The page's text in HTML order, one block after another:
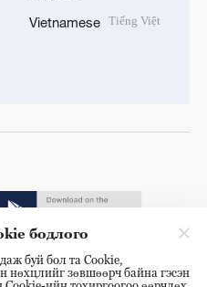
Vietnamese Tiếng Việt
бодлого
буй бол та Cookie,
зөвшөөрч байна гэсэн